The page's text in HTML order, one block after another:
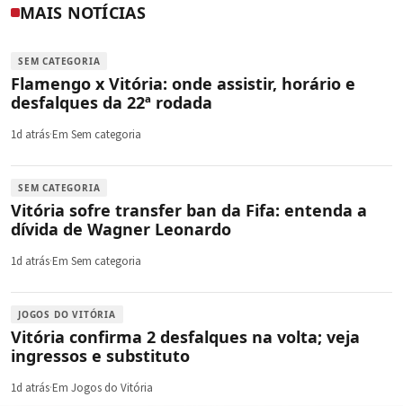
MAIS NOTÍCIAS
SEM CATEGORIA
Flamengo x Vitória: onde assistir, horário e
desfalques da 22ª rodada
1d atrás·Em Sem categoria
SEM CATEGORIA
Vitória sofre transfer ban da Fifa: entenda a
dívida de Wagner Leonardo
1d atrás·Em Sem categoria
JOGOS DO VITÓRIA
Vitória confirma 2 desfalques na volta; veja
ingressos e substituto
1d atrás·Em Jogos do Vitória